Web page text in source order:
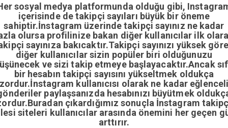
sosyal medya platformunda olduğu gibi,
içerisinde de takipçi sayıları büyük bir öneme
sahiptir.İnstagram üzerinde takipçi sayınız ne kadar
olursa profilinize bakan diğer kullanıcılar ilk
sayınıza bakıcaktır.Takipçi sayınızı yüksek
diğer kullanıcılar sizin popüler biri olduğunuzu
ve sizi takip etmeye başlayacaktır.Ancak
bir hesabın takipçi sayısını yükseltmek oldukça
kullanıcısı olarak ne kadar
paylaşsanızda hesabınızı büyütmek
çıkardığımız sonuçla İnstagram
siteleri kullanıcılar arasında önemini her geçen
arttırır.